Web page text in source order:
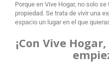
Porque en Vive Hogar, no solo
propiedad. Se trata de vivir una
espacio un lugar en el que
¡Con Vive